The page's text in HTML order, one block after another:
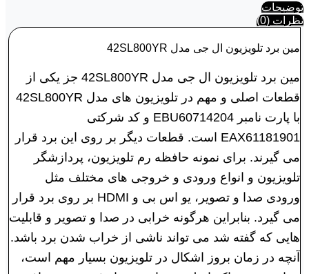
توضیحات
نظرات (0)
مین برد تلویزیون ال جی مدل 42SL800YR
مین برد تلویزیون ال جی مدل 42SL800YR جز یکی از
قطعات اصلی و مهم در تلویزیون های مدل 42SL800YR
با پارت نامبر EBU60714204 و کد شرکتی
EAX61181901 است. قطعات دیگر بر روی این برد قرار
می گیرند. برای نمونه حافظه رم تلویزیون، پردازشگر
تلویزیون و انواع ورودی و خروجی های مختلف مثل
ورودی صدا و تصویر، یو اس بی و HDMI بر روی برد قرار
می گیرد. بنابراین هرگونه خرابی در صدا و تصویر و قابلیت
هایی که گفته شد می تواند ناشی از خراب شدن برد باشد.
آنچه در زمان بروز اشکال در تلویزیون بسیار مهم است،